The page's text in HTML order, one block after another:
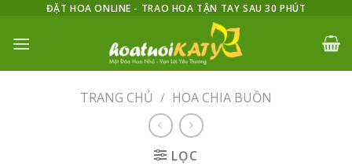
content
ĐẶT HOA ONLINE - TRAO HOA TẬN TAY SAU 30 PHÚT
TRANG CHỦ / HOA CHIA BUỒN
LỌC